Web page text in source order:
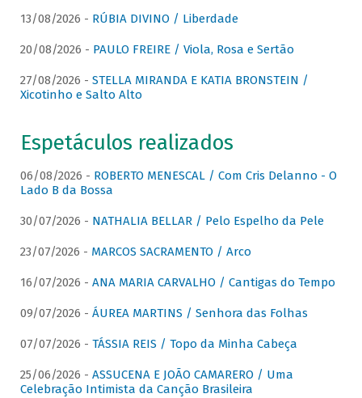
13/08/2026 - RÚBIA DIVINO / Liberdade
20/08/2026 - PAULO FREIRE / Viola, Rosa e Sertão
27/08/2026 - STELLA MIRANDA E KATIA BRONSTEIN /
Xicotinho e Salto Alto
Espetáculos realizados
06/08/2026 - ROBERTO MENESCAL / Com Cris Delanno - O
Lado B da Bossa
30/07/2026 - NATHALIA BELLAR / Pelo Espelho da Pele
23/07/2026 - MARCOS SACRAMENTO / Arco
16/07/2026 - ANA MARIA CARVALHO / Cantigas do Tempo
09/07/2026 - ÁUREA MARTINS / Senhora das Folhas
07/07/2026 - TÁSSIA REIS / Topo da Minha Cabeça
25/06/2026 - ASSUCENA E JOÃO CAMARERO / Uma
Celebração Intimista da Canção Brasileira